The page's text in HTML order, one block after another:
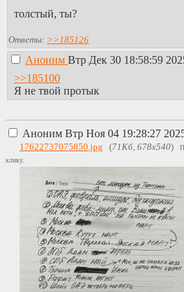
толстый, ты?
Ответы: >>185126
Аноним Втр Дек 30 18:58:59
>>185100
Я не твой протык
Аноним Втр Ноя 04 19:28:27
17622737075850.jpg (71Кб, 678x540)
клику.